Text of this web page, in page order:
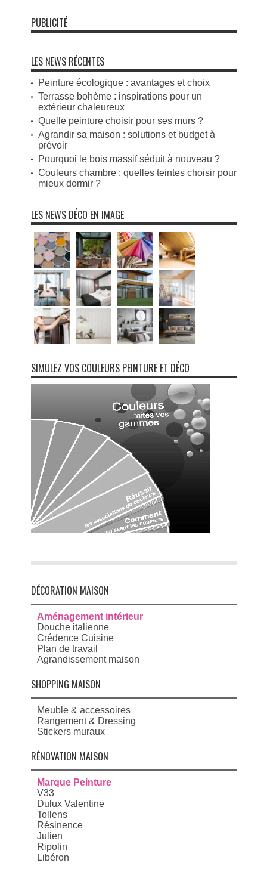
PUBLICITÉ
LES NEWS RÉCENTES
Peinture écologique : avantages et choix
Terrasse bohème : inspirations pour un
extérieur chaleureux
Quelle peinture choisir pour ses murs ?
Agrandir sa maison : solutions et budget à
prévoir
Pourquoi le bois massif séduit à nouveau ?
Couleurs chambre : quelles teintes choisir pour
mieux dormir ?
LES NEWS DÉCO EN IMAGE
SIMULEZ VOS COULEURS PEINTURE ET DÉCO
DÉCORATION MAISON
Aménagement intérieur
Douche italienne
Crédence Cuisine
Plan de travail
Agrandissement maison
SHOPPING MAISON
Meuble & accessoires
Rangement & Dressing
Stickers muraux
RÉNOVATION MAISON
Marque Peinture
V33
Dulux Valentine
Tollens
Résinence
Julien
Ripolin
Libéron